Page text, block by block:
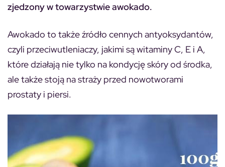
zjedzony w towarzystwie awokado.
Awokado to także źródło cennych antyoksydantów,
czyli przeciwutleniaczy, jakimi są witaminy C, E i A,
które działają nie tylko na kondycję skóry od środka,
ale także stoją na straży przed nowotworami
prostaty i piersi.